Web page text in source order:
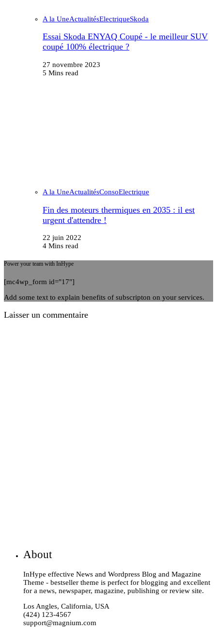
A la UneActualitésElectriqueSkoda
Essai Skoda ENYAQ Coupé - le meilleur SUV
coupé 100% électrique ?
27 novembre 2023
5 Mins read
A la UneActualitésConsoElectrique
Fin des moteurs thermiques en 2035 : il est
urgent d'attendre !
22 juin 2022
4 Mins read
Power your team with InHype
[mc4wp_form id="17"]
Add some text to explain benefits of subscripton on your services.
Laisser un commentaire
About
InHype effective News and Wordpress Blog and Magazine
Theme - bestseller theme is perfect for blogging and excellent
for a news, newspaper, magazine, publishing or review site.
Los Angles, California, USA
(424) 123-4567
support@magnium.com